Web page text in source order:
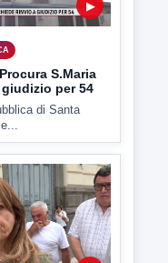
▶
S.Maria
per 54
di Santa